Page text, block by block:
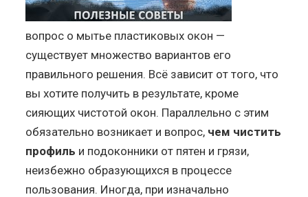
вопрос о мытье пластиковых окон —
существует множество вариантов его
правильного решения. Всё зависит от того, что
вы хотите получить в результате, кроме
сияющих чистотой окон. Параллельно с этим
обязательно возникает и вопрос, чем чистить
профиль и подоконники от пятен и грязи,
неизбежно образующихся в процессе
пользования. Иногда, при изначально